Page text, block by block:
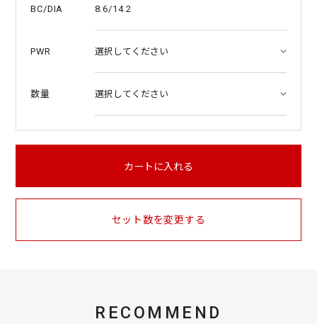
BC/DIA 8.6/14.2
PWR
数量
カートに入れる
セット数を変更する
RECOMMEND